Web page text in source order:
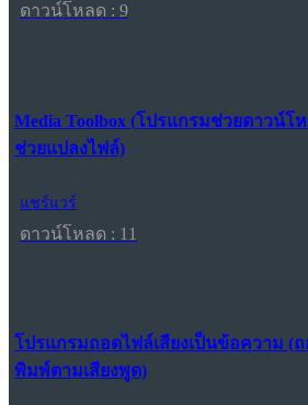
ดาวน์โหลด : 9
Media Toolbox (โปรแกรมช่วยดาวน์โ
ช่วยแปลงไฟล์)
แชร์แวร์
ดาวน์โหลด : 11
โปรแกรมถอดไฟล์เสียงเป็นข้อความ (
พิมพ์ตามเสียงพูด)